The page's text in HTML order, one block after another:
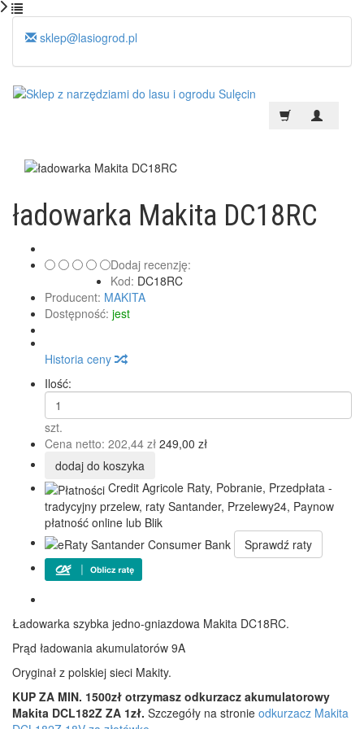
sklep@lasiogrod.pl
ładowarka Makita DC18RC
Dodaj recenzję:
Kod: DC18RC
Producent: MAKITA
Dostępność: jest
Historia ceny
Ilość:
szt.
Cena netto: 202,44 zł 249,00 zł
dodaj do koszyka
Credit Agricole Raty, Pobranie, Przedpłata -
tradycyjny przelew, raty Santander, Przelewy24, Paynow
płatność online lub Blik
Sprawdź raty
Ładowarka szybka jedno-gniazdowa Makita DC18RC.
Prąd ładowania akumulatorów 9A
Oryginał z polskiej sieci Makity.
KUP ZA MIN. 1500zł otrzymasz odkurzacz akumulatorowy
Makita DCL182Z ZA 1zł. Szczegóły na stronie odkurzacz Makita